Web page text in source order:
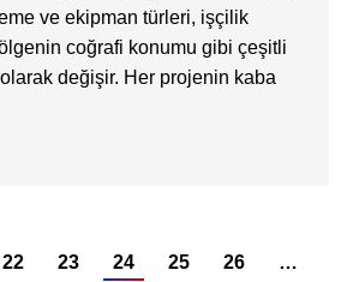
ve ekipman türleri, işçilik
coğrafi konumu gibi çeşitli
değişir. Her projenin kaba
22 23 24 25 26 …